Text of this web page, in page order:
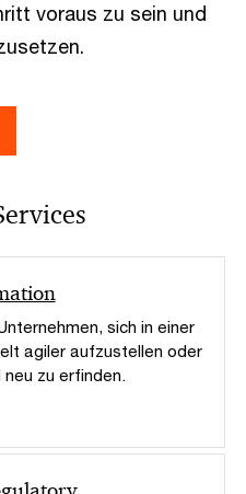
voraus zu sein und
sich in einer
agiler aufzustellen oder
zu erfinden.